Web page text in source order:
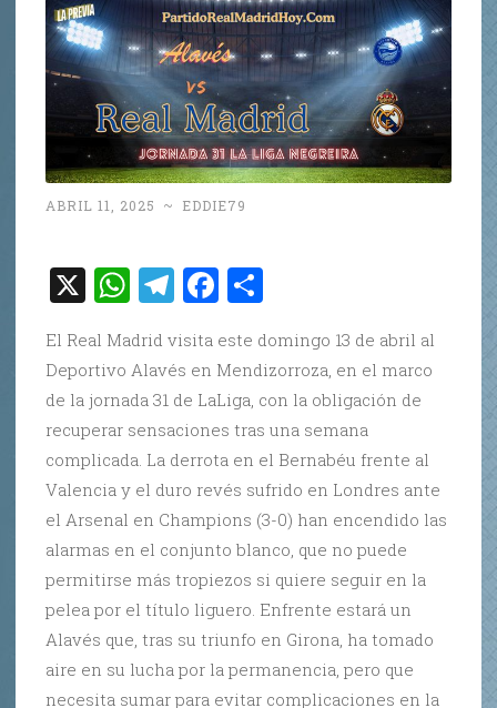
ABRIL 11, 2025 ~ EDDIE79
X W
at
s
A
p
p
T
e
gr
a
m
F
c
e
b
o
o
k
m
p
ar
ti
r
El Real Madrid visita este domingo 13 de abril al
Deportivo Alavés en Mendizorroza, en el marco
de la jornada 31 de LaLiga, con la obligación de
recuperar sensaciones tras una semana
complicada. La derrota en el Bernabéu frente al
Valencia y el duro revés sufrido en Londres ante
el Arsenal en Champions (3-0) han encendido las
alarmas en el conjunto blanco, que no puede
permitirse más tropiezos si quiere seguir en la
pelea por el título liguero. Enfrente estará un
Alavés que, tras su triunfo en Girona, ha tomado
aire en su lucha por la permanencia, pero que
necesita sumar para evitar complicaciones en la